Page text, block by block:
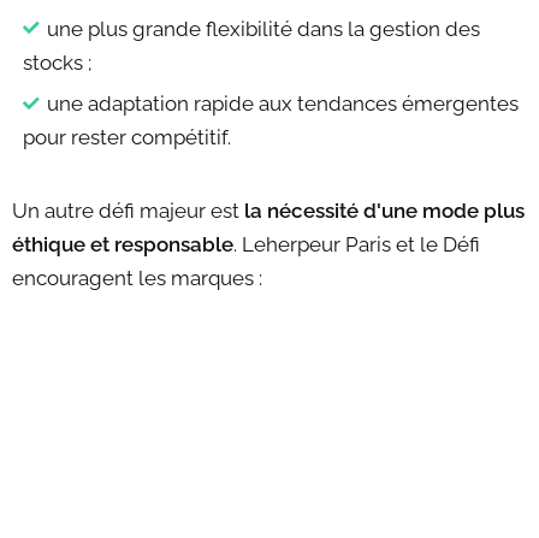
une plus grande flexibilité dans la gestion des
stocks ;
une adaptation rapide aux tendances émergentes
pour rester compétitif.
Un autre défi majeur est la nécessité d'une mode plus
éthique et responsable. Leherpeur Paris et le Défi
encouragent les marques :